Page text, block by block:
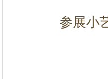
参展小